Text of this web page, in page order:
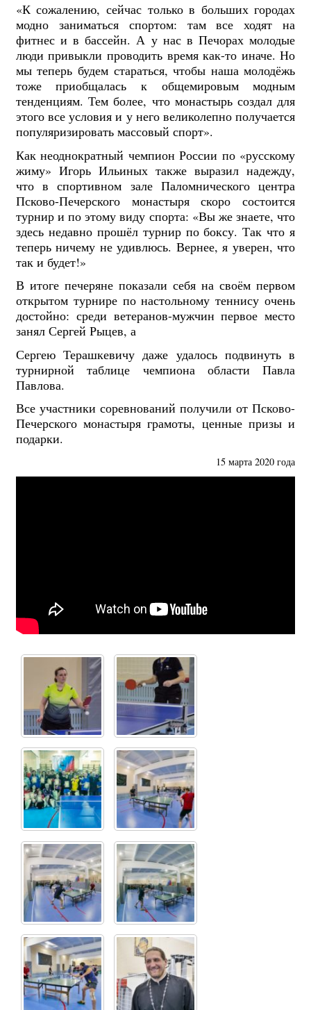
«К сожалению, сейчас только в больших городах
модно заниматься спортом: там все ходят на
фитнес и в бассейн. А у нас в Печорах молодые
люди привыкли проводить время как-то иначе. Но
мы теперь будем стараться, чтобы наша молодёжь
тоже приобщалась к общемировым модным
тенденциям. Тем более, что монастырь создал для
этого все условия и у него великолепно получается
популяризировать массовый спорт».
Как неоднократный чемпион России по «русскому
жиму» Игорь Ильиных также выразил надежду,
что в спортивном зале Паломнического центра
Псково-Печерского монастыря скоро состоится
турнир и по этому виду спорта: «Вы же знаете, что
здесь недавно прошёл турнир по боксу. Так что я
теперь ничему не удивлюсь. Вернее, я уверен, что
так и будет!»
В итоге печеряне показали себя на своём первом
открытом турнире по настольному теннису очень
достойно: среди ветеранов-мужчин первое место
занял Сергей Рыцев, а
Сергею Терашкевичу даже удалось подвинуть в
турнирной таблице чемпиона области Павла
Павлова.
Все участники соревнований получили от Псково-
Печерского монастыря грамоты, ценные призы и
подарки.
15 марта 2020 года